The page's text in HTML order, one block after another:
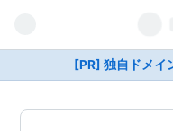
[PR] 独自ドメイ